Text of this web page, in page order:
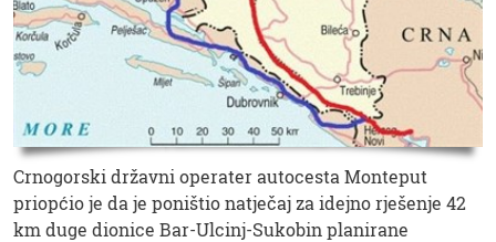
Crnogorski državni operater autocesta Monteput
priopćio je da je poništio natječaj za idejno rješenje 42
km duge dionice Bar-Ulcinj-Sukobin planirane